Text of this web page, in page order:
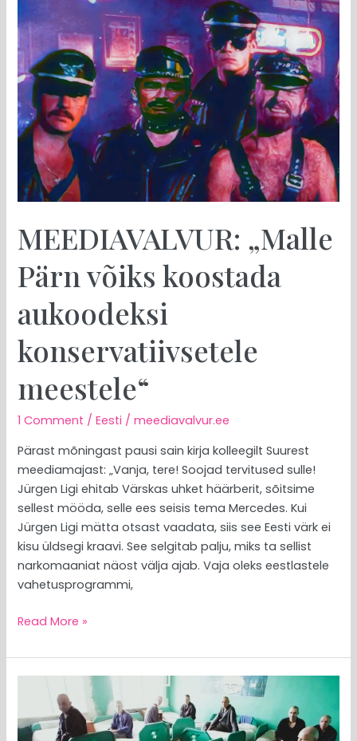
MEEDIAVALVUR: „Malle
Pärn võiks koostada
aukoodeksi
konservatiivsetele
meestele“
1 Comment /Eesti /meediavalvur.ee
Pärast mõningast pausi sain kirja kolleegilt Suurest
meediamajast: „Vanja, tere! Soojad tervitused sulle!
Jürgen Ligi ehitab Värskas uhket häärberit, sõitsime
sellest mööda, selle ees seisis tema Mercedes. Kui
Jürgen Ligi mätta otsast vaadata, siis see Eesti värk ei
kisu üldsegi kraavi. See selgitab palju, miks ta sellist
narkomaaniat näost välja ajab. Vaja oleks eestlastele
vahetusprogrammi,
MEEDIAVALVUR:
„Malle
Pärn
võiks
koostada
aukoodeksi
konservatiivsetele
meestele“
Read More »
MEEDIAVALVUR:
Madisoni
otsus